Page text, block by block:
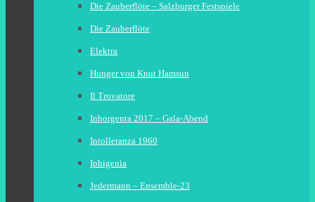
Die Zauberflöte – Salzburger Festspiele
Die Zauberflöte
Elektra
Hunger von Knut Hamsun
Il Trovatore
Inhorgenta 2017 – Gala-Abend
Intolleranza 1960
Iphigenia
Jedermann – Ensemble-23